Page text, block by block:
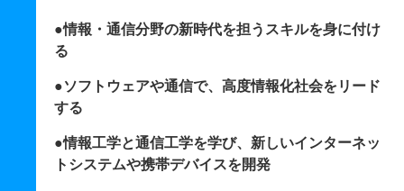
●情報・通信分野の新時代を担うスキルを身に付け
る
●ソフトウェアや通信で、高度情報化社会をリード
する
●情報工学と通信工学を学び、新しいインターネッ
トシステムや携帯デバイスを開発